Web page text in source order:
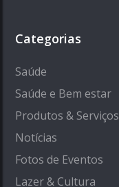
Categorias
Saúde
Saúde e Bem estar
Produtos & Serviços
Notícias
Fotos de Eventos
Lazer & Cultura